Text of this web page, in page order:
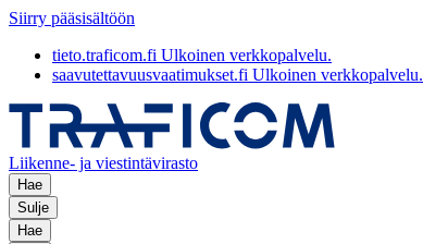
Siirry pääsisältöön
tieto.traficom.fi Ulkoinen verkkopalvelu.
saavutettavuusvaatimukset.fi Ulkoinen verkkopalvelu.
Liikenne- ja viestintävirasto
Hae
Sulje
Hae